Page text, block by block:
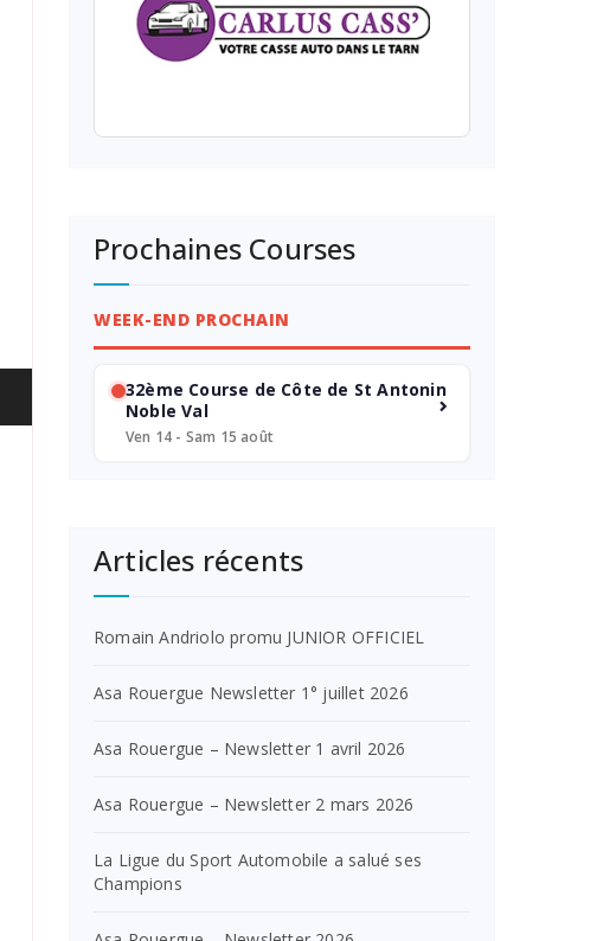
Prochaines Courses
WEEK-END PROCHAIN
32ème Course de Côte de St Antonin
Noble Val
Ven 14 - Sam 15 août
Articles récents
Romain Andriolo promu JUNIOR OFFICIEL
Asa Rouergue Newsletter 1° juillet 2026
Asa Rouergue – Newsletter 1 avril 2026
Asa Rouergue – Newsletter 2 mars 2026
La Ligue du Sport Automobile a salué ses
Champions